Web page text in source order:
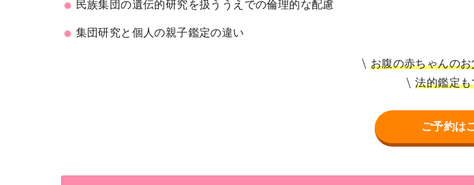
民族集団の遺伝的研究を扱ううえでの倫理的な配慮
集団研究と個人の親子鑑定の違い
お腹の赤ちゃんの
法的鑑定
ご予約は